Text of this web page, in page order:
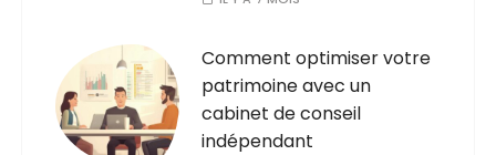
Comment optimiser votre
patrimoine avec un
cabinet de conseil
indépendant